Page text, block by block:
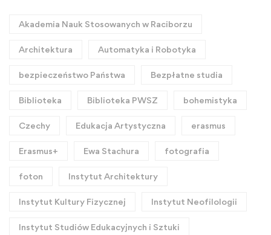
Akademia Nauk Stosowanych w Raciborzu
Architektura Automatyka i Robotyka
bezpieczeństwo Państwa Bezpłatne studia
Biblioteka Biblioteka PWSZ bohemistyka
Czechy Edukacja Artystyczna erasmus
Erasmus+ Ewa Stachura fotografia
foton Instytut Architektury
Instytut Kultury Fizycznej Instytut Neofilologii
Instytut Studiów Edukacyjnych i Sztuki